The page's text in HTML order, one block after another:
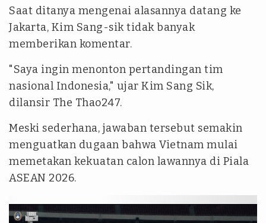
Saat ditanya mengenai alasannya datang ke
Jakarta, Kim Sang-sik tidak banyak
memberikan komentar.
"Saya ingin menonton pertandingan tim
nasional Indonesia," ujar Kim Sang Sik,
dilansir The Thao247.
Meski sederhana, jawaban tersebut semakin
menguatkan dugaan bahwa Vietnam mulai
memetakan kekuatan calon lawannya di Piala
ASEAN 2026.